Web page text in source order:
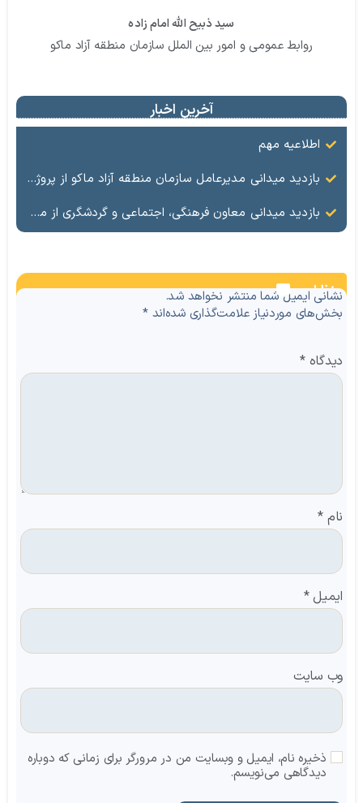
سید ذبیح الله امام زاده
روابط عمومی و امور بین الملل سازمان منطقه آزاد ماکو
آخرین اخبار
اطلاعیه مهم
بازدید میدانی مدیرعامل سازمان منطقه آزاد ماکو از پروژه‌های پیشران گردشگری و زیرساختی
بازدید میدانی معاون فرهنگی، اجتماعی و گردشگری از مناطق عشایری بورالان
نظرات
نشانی ایمیل شما منتشر نخواهد شد.
بخش‌های موردنیاز علامت‌گذاری شده‌اند*
دیدگاه*
نام *
ایمیل*
وب‌ سایت
ذخیره نام، ایمیل و وبسایت من در مرورگر برای زمانی که دوباره
دیدگاهی می‌نویسم.